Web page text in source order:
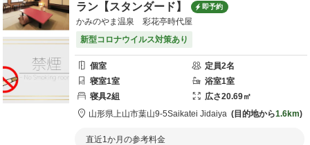
ラン【スタンダード】
即予約
かみのやま温泉 彩花亭時代屋
新型コロナウイルス対策あり
個室 定員2名
寝室1室 浴室1室
寝具2組 広さ20.69㎡
山形県上山市葉山9-5Saikatei Jidaiya 目的地から1.6km
直近1か月の参考料金